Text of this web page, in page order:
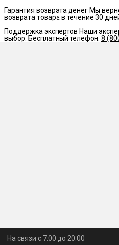
Гарантия возврата денег Мы
возврата товара в течение 30
Поддержка экспертов Наши
выбор. Бесплатный телефон: 8
На связи с 7:00 до 20:00